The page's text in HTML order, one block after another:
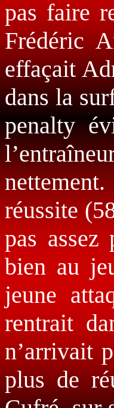
pas faire
Frédéric
effaçait
dans la
penalty
réussite
pas
bien au
jeune
rentrait
n’arrivait
plus de